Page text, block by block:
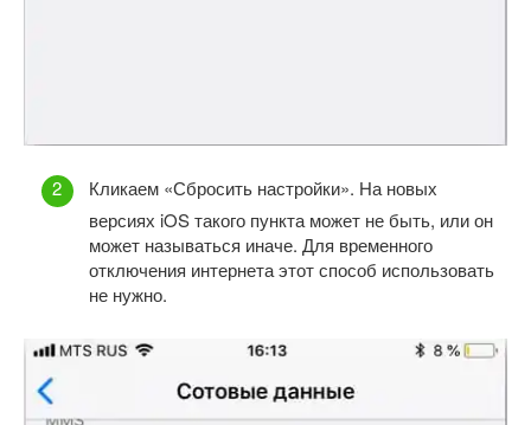
Кликаем «Сбросить настройки». На новых
версиях iOS такого пункта может не быть, или он
может называться иначе. Для временного
отключения интернета этот способ использовать
не нужно.